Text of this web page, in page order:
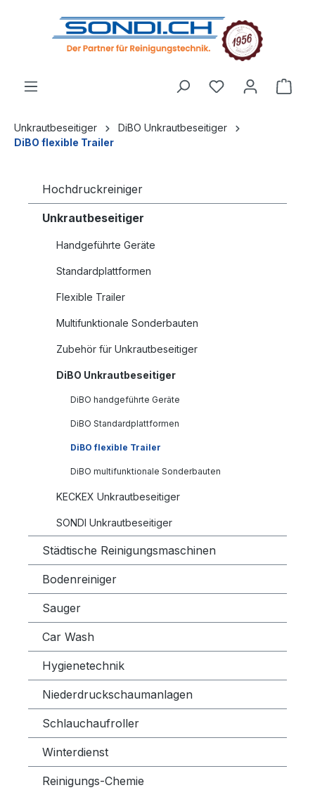
springen
Unkrautbeseitiger
DiBO Unkrautbeseitiger
DiBO flexible Trailer
Hochdruckreiniger
Unkrautbeseitiger
Handgeführte Geräte
Standardplattformen
Flexible Trailer
Multifunktionale Sonderbauten
Zubehör für Unkrautbeseitiger
DiBO Unkrautbeseitiger
DiBO handgeführte Geräte
DiBO Standardplattformen
DiBO flexible Trailer
DiBO multifunktionale Sonderbauten
KECKEX Unkrautbeseitiger
SONDI Unkrautbeseitiger
Städtische Reinigungsmaschinen
Bodenreiniger
Sauger
Car Wash
Hygienetechnik
Niederdruckschaumanlagen
Schlauchaufroller
Winterdienst
Reinigungs-Chemie